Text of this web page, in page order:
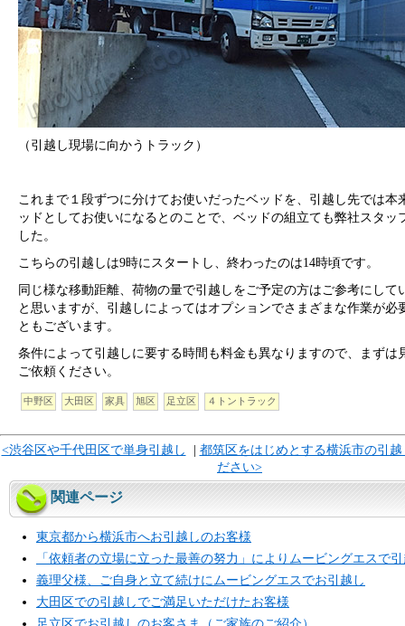
（引越し現場に向かうトラック）
これまで１段ずつに分けてお使いだったベッドを、引越し先では本
ッドとしてお使いになるとのことで、ベッドの組立ても弊社スタッ
した。
こちらの引越しは9時にスタートし、終わったのは14時頃です。
同じ様な移動距離、荷物の量で引越しをご予定の方はご参考にして
と思いますが、引越しによってはオプションでさまざまな作業が必
ともございます。
条件によって引越しに要する時間も料金も異なりますので、まずは
ご依頼ください。
中野区 大田区 家具 旭区 足立区 ４トントラック
<渋谷区や千代田区で単身引越し | 都筑区をはじめとする横浜市の引
ださい>
関連ページ
東京都から横浜市へお引越しのお客様
「依頼者の立場に立った最善の努力」によりムービングエスで
義理父様、ご自身と立て続けにムービングエスでお引越し
大田区での引越しでご満足いただけたお客様